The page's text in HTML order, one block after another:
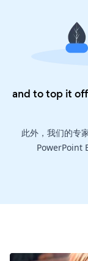
and to top it off
此外，我们的专
PowerPoint